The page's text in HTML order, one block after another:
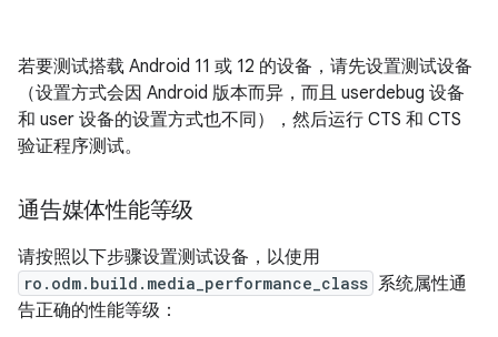
若要测试搭载 Android 11 或 12 的设备，请先设置测试设备
（设置方式会因 Android 版本而异，而且 userdebug 设备
和 user 设备的设置方式也不同），然后运行 CTS 和 CTS
验证程序测试。
通告媒体性能等级
请按照以下步骤设置测试设备，以使用
ro.odm.build.media_performance_class 系统属性通
告正确的性能等级：